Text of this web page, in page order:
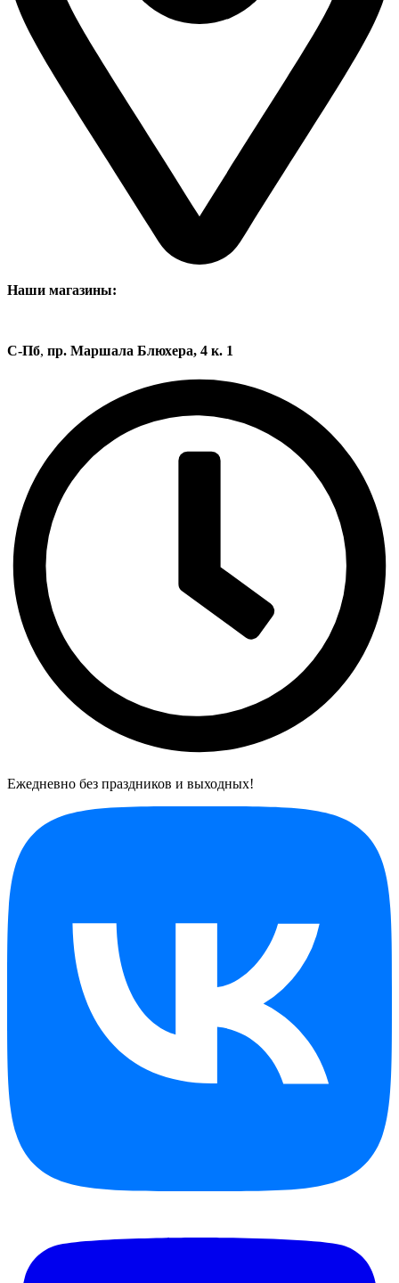
Наши магазины:
С-Пб, пр. Маршала Блюхера, 4 к. 1
Ежедневно без праздников и выходных!